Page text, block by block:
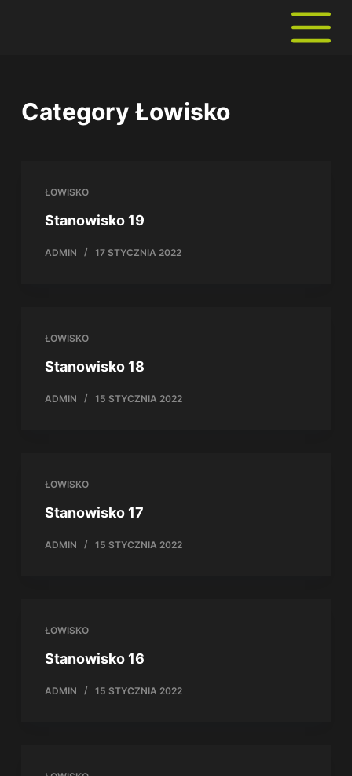
Category Łowisko
ŁOWISKO
Stanowisko 19
ADMIN 17 STYCZNIA 2022
ŁOWISKO
Stanowisko 18
ADMIN 15 STYCZNIA 2022
ŁOWISKO
Stanowisko 17
ADMIN 15 STYCZNIA 2022
ŁOWISKO
Stanowisko 16
ADMIN 15 STYCZNIA 2022